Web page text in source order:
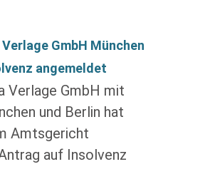
Verlage GmbH München
angemeldet
Verlage GmbH mit
und Berlin hat
Amtsgericht
auf Insolvenz